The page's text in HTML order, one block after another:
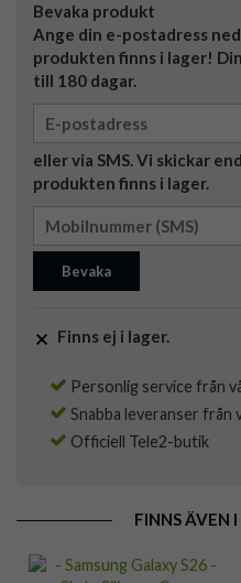
Bevaka produkt
Ange din e-postadress
produkten finns i lager!
till 180 dagar.
eller via SMS. Vi skickar
produkten finns i lager.
Bevaka
Finns ej i lager.
Personlig service från
Snabba leveranser från
Officiell Tele2-butik
FINNS ÄVEN I